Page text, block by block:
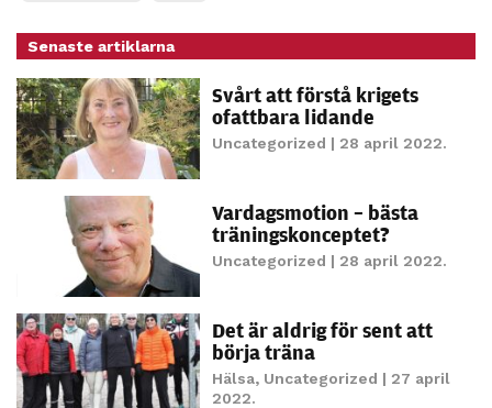
Senaste artiklarna
Svårt att förstå krigets
ofattbara lidande
Uncategorized | 28 april 2022.
Vardagsmotion – bästa
träningskonceptet?
Uncategorized | 28 april 2022.
Det är aldrig för sent att
börja träna
Hälsa, Uncategorized | 27 april
2022.